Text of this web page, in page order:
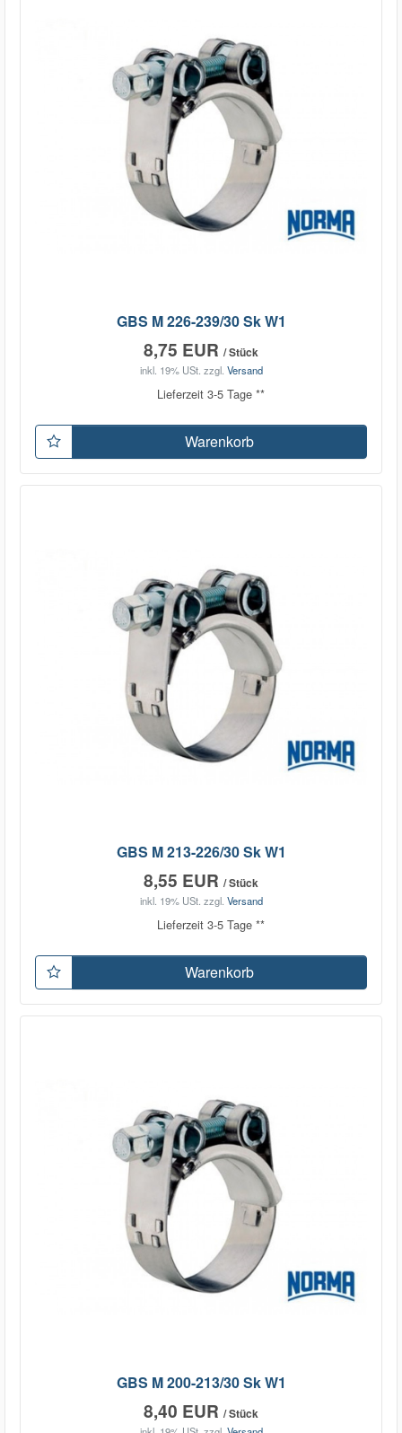
GBS M 226-239/30 Sk W1
8,75 EUR / Stück
inkl. 19% USt. zzgl. Versand
Lieferzeit 3-5 Tage **
Warenkorb
GBS M 213-226/30 Sk W1
8,55 EUR / Stück
inkl. 19% USt. zzgl. Versand
Lieferzeit 3-5 Tage **
Warenkorb
GBS M 200-213/30 Sk W1
8,40 EUR / Stück